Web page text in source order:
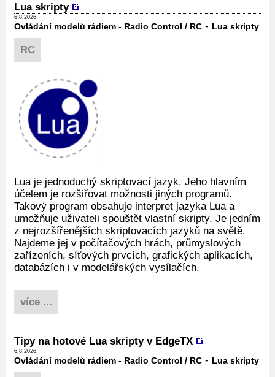
Lua skripty
6.8.2026
Ovládání modelů rádiem - Radio Control / RC - Lua skripty
RC
Lua je jednoduchý skriptovací jazyk. Jeho hlavním
účelem je rozšiřovat možnosti jiných programů.
Takový program obsahuje interpret jazyka Lua a
umožňuje uživateli spouštět vlastní skripty. Je jedním
z nejrozšířenějších skriptovacích jazyků na světě.
Najdeme jej v počítačových hrách, průmyslových
zařízeních, síťových prvcích, grafických aplikacích,
databázích i v modelářských vysílačích.
více ...
Tipy na hotové Lua skripty v EdgeTX
6.8.2026
Ovládání modelů rádiem - Radio Control / RC - Lua skripty